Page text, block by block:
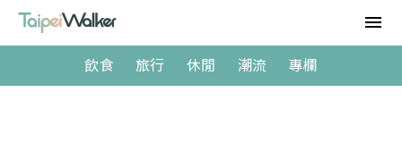
飲食 旅行 休閒 潮流 專欄